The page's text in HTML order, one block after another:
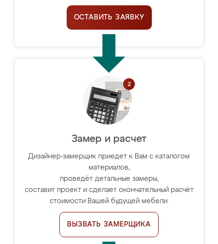
ОСТАВИТЬ ЗАЯВКУ
Замер и расчет
Дизайнер-замерщик приедет к Вам с каталогом
материалов,
проведёт детальные замеры,
составит проект и сделает окончательный расчёт
стоимости Вашей будущей мебели.
ВЫЗВАТЬ ЗАМЕРЩИКА